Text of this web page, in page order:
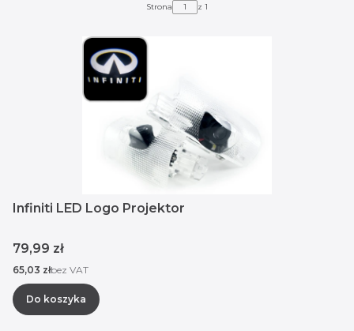
Strona z 1
Infiniti LED Logo Projektor
Cena
79,99 zł
Cena
65,03 złbez VAT
Do koszyka